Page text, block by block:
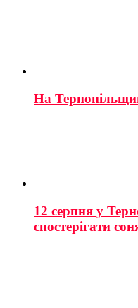
На
12 серпня у
спостерігати